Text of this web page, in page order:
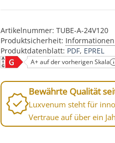
Artikelnummer: TUBE-A-24V120
Produktsicherheit:
Produktdatenblatt: PDF EPREL
A+ auf der vorherigen Skala
Bewährte Qualität
Luxvenum steht für
Vertraue auf über ein